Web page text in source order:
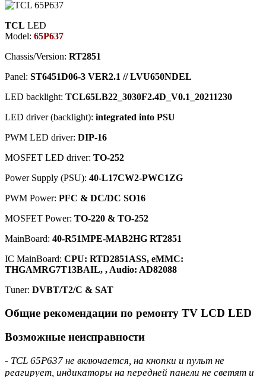
TCL LED
Model: 65P637
Chassis/Version: RT2851
Panel: ST6451D06-3 VER2.1 // LVU650NDEL
LED backlight: TCL65LB22_3030F2.4D_V0.1_20211230
LED driver (backlight): integrated into PSU
PWM LED driver: DIP-16
MOSFET LED driver: TO-252
Power Supply (PSU): 40-L17CW2-PWC1ZG
PWM Power: PFC & DC/DC SO16
MOSFET Power: TO-220 & TO-252
MainBoard: 40-R51MPE-MAB2HG RT2851
IC MainBoard: CPU: RTD2851ASS, eMMC:
THGAMRG7T13BAIL, , Audio: AD82088
Тuner: DVBT/T2/C & SAT
Общие рекомендации по ремонту TV LCD LED
Возможные неисправности
- TCL 65P637 не включается, на кнопки и пульт не
реагирует, индикаторы на передней панели не светят и